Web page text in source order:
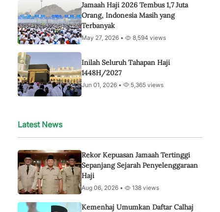
Jamaah Haji 2026 Tembus 1,7 Juta
Orang, Indonesia Masih yang
Terbanyak
May 27, 2026 • 8,594 views
Inilah Seluruh Tahapan Haji
1448H/2027
Jun 01, 2026 • 5,365 views
Latest News
Rekor Kepuasan Jamaah Tertinggi
Sepanjang Sejarah Penyelenggaraan
Haji
Aug 06, 2026 • 138 views
Kemenhaj Umumkan Daftar Calhaj